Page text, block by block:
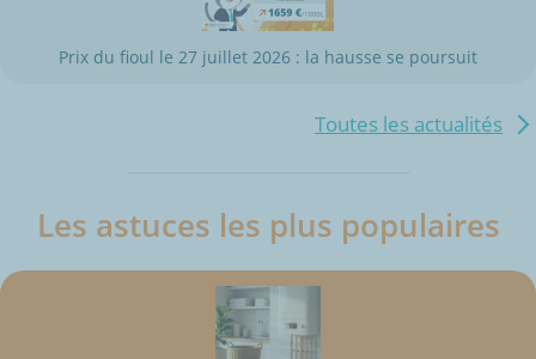
Prix du fioul le 27 juillet 2026 : la hausse se poursuit
Toutes les actualités
Les astuces les plus populaires